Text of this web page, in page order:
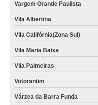
Vargem Grande Paulista
Vila Albertina
Vila Califórnia(Zona Sul)
Vila Maria Baixa
Vila Palmeiras
Votorantim
Várzea da Barra Funda